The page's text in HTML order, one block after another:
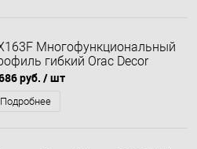
Многофункциональный
гибкий Orac Decor
руб. / шт
Подробнее